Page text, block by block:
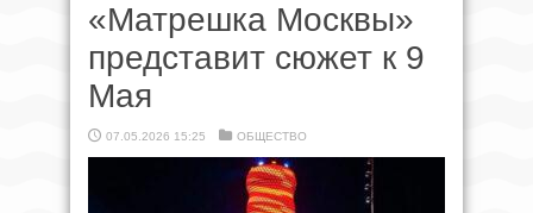
«Матрешка Москвы»
представит сюжет к 9
Мая
07.05.2026 15:25 ОБЩЕСТВО